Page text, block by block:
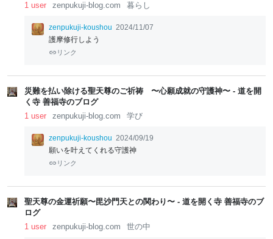
1 user
zenpukuji-blog.com 暮らし
zenpukuji-koushou 2024/11/07
護摩修行しよう
リンク
災難を払い除ける聖天尊のご祈祷 〜心願成就の守護神〜 - 道を開
く寺 善福寺のブログ
1 user
zenpukuji-blog.com 学び
zenpukuji-koushou 2024/09/19
願いを叶えてくれる守護神
リンク
聖天尊の金運祈願〜毘沙門天との関わり〜 - 道を開く寺 善福寺のブ
ログ
1 user
zenpukuji-blog.com 世の中